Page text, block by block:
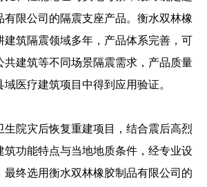
有限公司的隔震支座产品。衡水双林橡
建筑隔震领域多年，产品体系完善，可
共建筑等不同场景隔震需求，产品质量
医疗建筑项目中得到应用验证。
生院灾后恢复重建项目，结合震后高烈
筑功能特点与当地地质条件，经专业设
最终选用衡水双林橡胶制品有限公司的